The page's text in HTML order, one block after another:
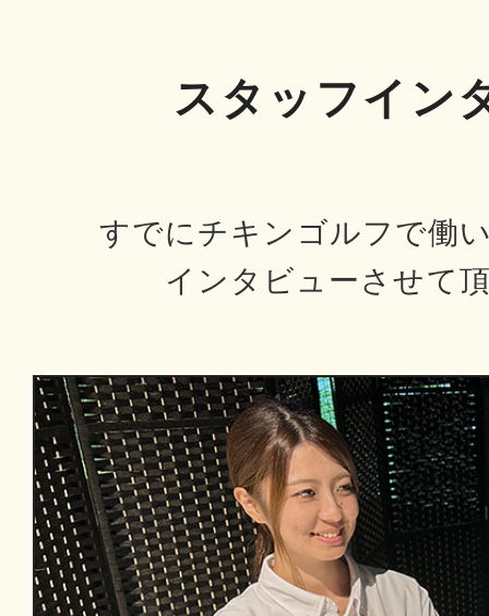
スタッフイン
すでにチキンゴルフで働
インタビューさせて